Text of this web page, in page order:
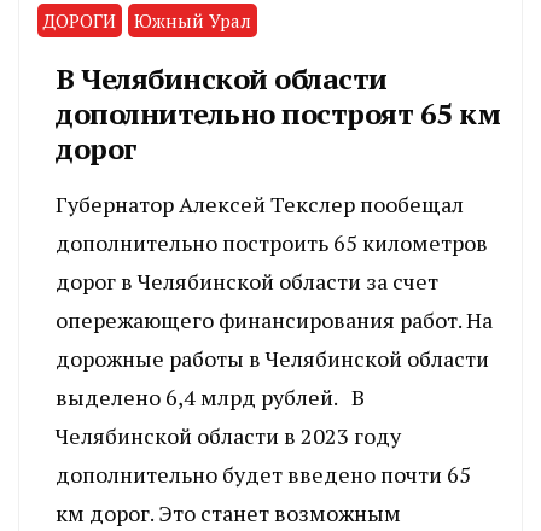
ДОРОГИ Южный Урал
В Челябинской области
дополнительно построят 65 км
дорог
Губернатор Алексей Текслер пообещал
дополнительно построить 65 километров
дорог в Челябинской области за счет
опережающего финансирования работ. На
дорожные работы в Челябинской области
выделено 6,4 млрд рублей. В
Челябинской области в 2023 году
дополнительно будет введено почти 65
км дорог. Это станет возможным